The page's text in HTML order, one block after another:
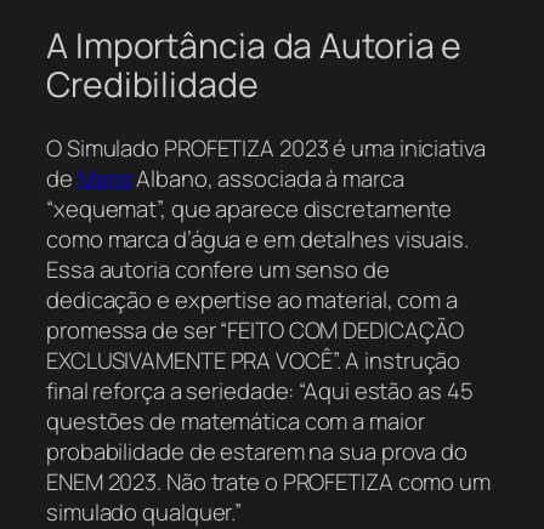
A Importância da Autoria e
Credibilidade
O Simulado PROFETIZA 2023 é uma iniciativa
de MariaAlbano, associada à marca
“xequemat”, que aparece discretamente
como marca d’água e em detalhes visuais.
Essa autoria confere um senso de
dedicação e expertise ao material, com a
promessa de ser “FEITO COM DEDICAÇÃO
EXCLUSIVAMENTE PRA VOCÊ”. A instrução
final reforça a seriedade: “Aqui estão as 45
questões de matemática com a maior
probabilidade de estarem na sua prova do
ENEM 2023. Não trate o PROFETIZA como um
simulado qualquer.”